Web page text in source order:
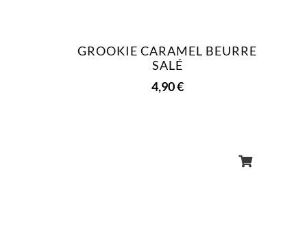
GROOKIE CARAMEL BEURRE
SALÉ
4,90€